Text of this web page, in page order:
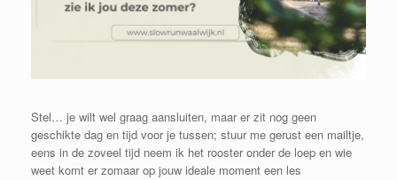
Stel… je wilt wel graag aansluiten, maar er zit nog geen
geschikte dag en tijd voor je tussen; stuur me gerust een mailtje,
eens in de zoveel tijd neem ik het rooster onder de loep en wie
weet komt er zomaar op jouw ideale moment een les